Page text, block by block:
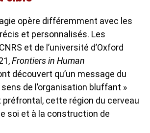
opère différemment avec les
et personnalisés. Les
et de l’université d’Oxford
Frontiers in Human
découvert qu’un message du
de l’organisation bluffant »
cette région du cerveau
soi et à la construction de